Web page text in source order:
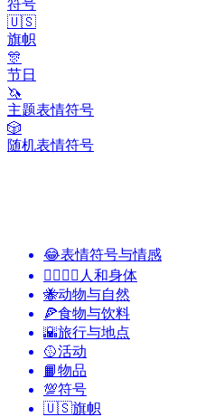
符号
🇺🇸
旗帜
🎊
节日
🦄
主题表情符号
🎲
随机表情符号
😂表情符号与情感
👩‍❤️‍💋‍👨 人和身体
🐝动物与自然
🍕食物与饮料
🌇旅行与地点
🥎活动
📙物品
💯符号
🇺🇸旗帜